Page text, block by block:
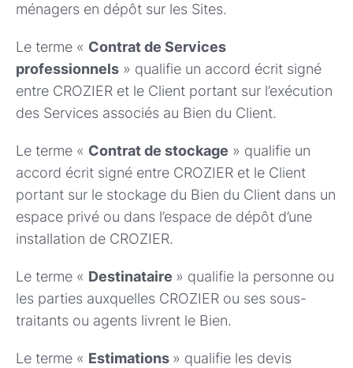
ménagers en dépôt sur les Sites.
Le terme « Contrat de Services
professionnels » qualifie un accord écrit signé
entre CROZIER et le Client portant sur l’exécution
des Services associés au Bien du Client.
Le terme « Contrat de stockage » qualifie un
accord écrit signé entre CROZIER et le Client
portant sur le stockage du Bien du Client dans un
espace privé ou dans l’espace de dépôt d’une
installation de CROZIER.
Le terme « Destinataire » qualifie la personne ou
les parties auxquelles CROZIER ou ses sous-
traitants ou agents livrent le Bien.
Le terme « Estimations » qualifie les devis